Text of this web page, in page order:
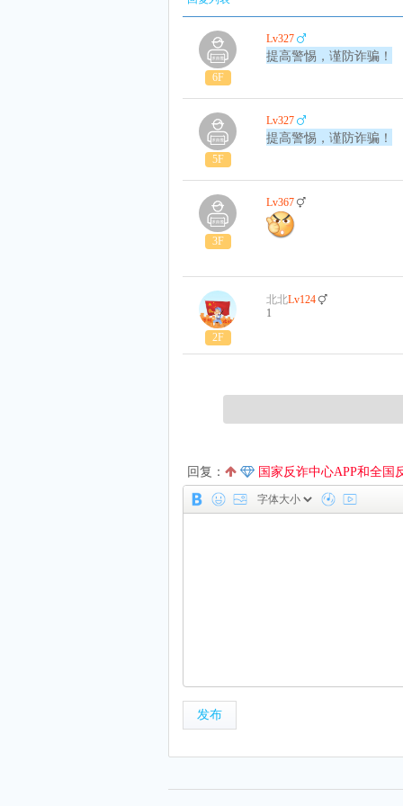
6F
Lv327
提高警惕，谨防诈骗！
5F
Lv327
提高警惕，谨防诈骗！
3F
Lv367
2F
北北Lv124
1
回复： 国家反诈中心APP和全国
发布